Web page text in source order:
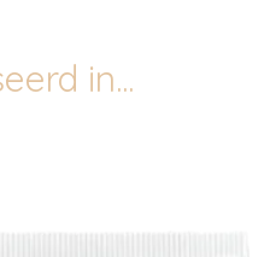
in...